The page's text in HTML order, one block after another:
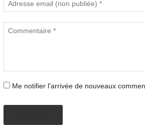
Me notifier l'arrivée de nouveaux